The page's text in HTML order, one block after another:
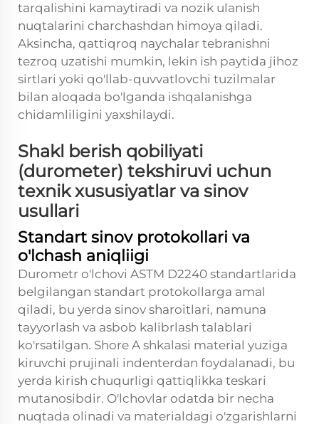
tarqalishini kamaytiradi va nozik ulanish
nuqtalarini charchashdan himoya qiladi.
Aksincha, qattiqroq naychalar tebranishni
tezroq uzatishi mumkin, lekin ish paytida jihoz
sirtlari yoki qo'llab-quvvatlovchi tuzilmalar
bilan aloqada bo'lganda ishqalanishga
chidamliligini yaxshilaydi.
Shakl berish qobiliyati
(durometer) tekshiruvi uchun
texnik xususiyatlar va sinov
usullari
Standart sinov protokollari va
o'lchash aniqliigi
Durometr o'lchovi ASTM D2240 standartlarida
belgilangan standart protokollarga amal
qiladi, bu yerda sinov sharoitlari, namuna
tayyorlash va asbob kalibrlash talablari
ko'rsatilgan. Shore A shkalasi material yuziga
kiruvchi prujinali indenterdan foydalanadi, bu
yerda kirish chuqurligi qattiqlikka teskari
mutanosibdir. O'lchovlar odatda bir necha
nuqtada olinadi va materialdagi o'zgarishlarni